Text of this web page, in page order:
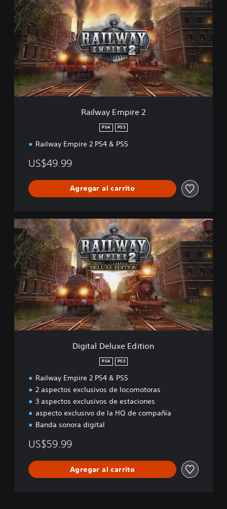
i
l
w
y
m
p
r
Railway Empire 2
PS4 PS5
Railway Empire 2 PS4 & PS5
US$49.99
Agregar al carrito
D
i
g
i
t
a
D
e
u
x
Digital Deluxe Edition
PS4 PS5
Railway Empire 2 PS4 & PS5
2 aspectos exclusivos de locomotoras
3 aspectos exclusivos de estaciones
aspecto exclusivo de la HQ de compañía
Banda sonora digital
US$59.99
Agregar al carrito